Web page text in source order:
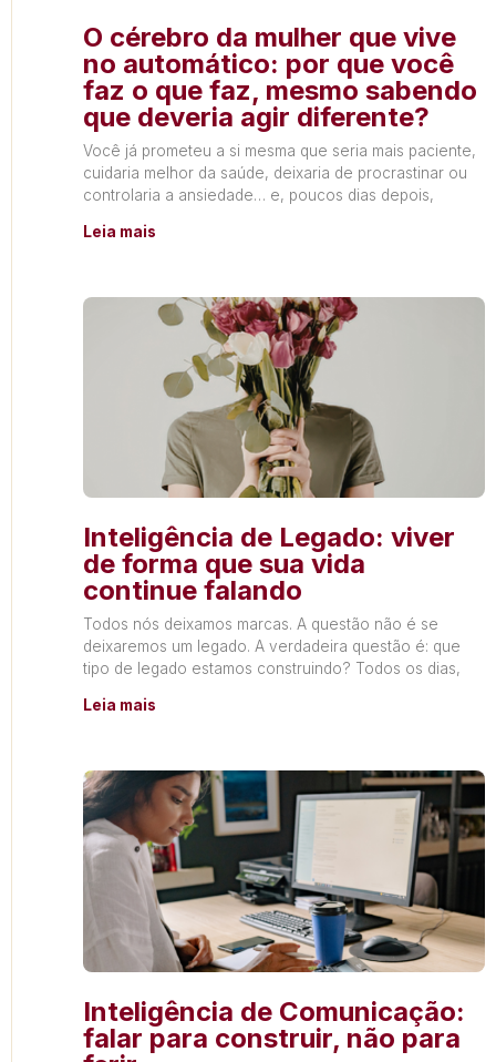
O cérebro da mulher que vive
no automático: por que você
faz o que faz, mesmo sabendo
que deveria agir diferente?
Você já prometeu a si mesma que seria mais paciente,
cuidaria melhor da saúde, deixaria de procrastinar ou
controlaria a ansiedade… e, poucos dias depois,
Leia mais
Inteligência de Legado: viver
de forma que sua vida
continue falando
Todos nós deixamos marcas. A questão não é se
deixaremos um legado. A verdadeira questão é: que
tipo de legado estamos construindo? Todos os dias,
Leia mais
Inteligência de Comunicação:
falar para construir, não para